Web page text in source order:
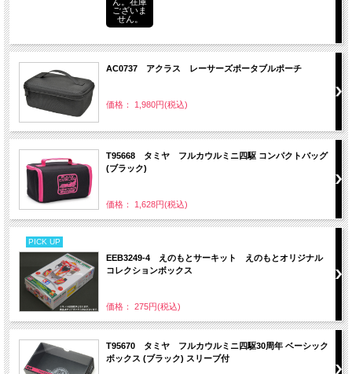
ございま
せん。
AC0737 アクラス レーサーズポータブルポーチ
価格： 1,980円(税込)
T95668 タミヤ フルカウルミニ四駆 コンパクトバッグ
(ブラック)
価格： 1,628円(税込)
PICK UP
EEB3249-4 えのもとサーキット えのもとオリジナル
コレクションボックス
価格： 275円(税込)
T95670 タミヤ フルカウルミニ四駆30周年 ベーシック
ボックス (ブラック) スリーブ付